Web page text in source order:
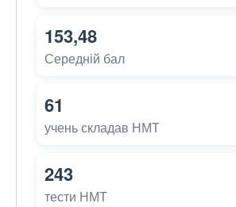
153,48
Середній бал
61
учень складав НМТ
243
тести НМТ